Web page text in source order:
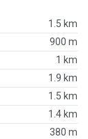
1.5 km
900 m
1 km
1.9 km
1.5 km
1.4 km
380 m